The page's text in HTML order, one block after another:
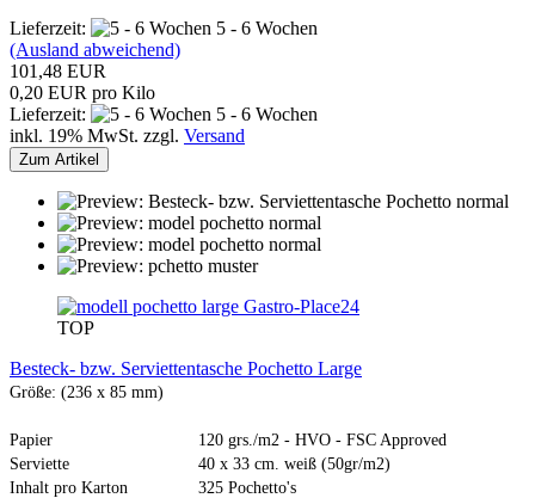
Lieferzeit:
5 - 6 Wochen
(Ausland abweichend)
101,48 EUR
0,20 EUR pro Kilo
Lieferzeit:
5 - 6 Wochen
inkl. 19% MwSt. zzgl. Versand
Zum Artikel
Gastro-Place24
TOP
Besteck- bzw. Serviettentasche Pochetto Large
Größe: (236 x 85 mm)
Papier
120 grs./m2 - HVO - FSC Approved
Serviette
40 x 33 cm. weiß (50gr/m2)
Inhalt pro Karton
325 Pochetto's